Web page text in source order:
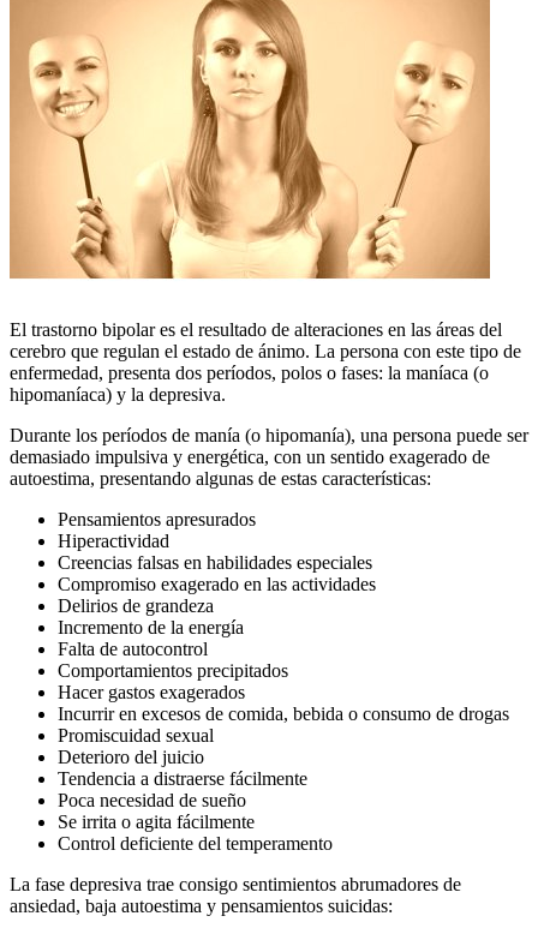
El trastorno bipolar es el resultado de alteraciones en las áreas del
cerebro que regulan el estado de ánimo. La persona con este tipo de
enfermedad, presenta dos períodos, polos o fases: la maníaca (o
hipomaníaca) y la depresiva.
Durante los períodos de manía (o hipomanía), una persona puede ser
demasiado impulsiva y energética, con un sentido exagerado de
autoestima, presentando algunas de estas características:
Pensamientos apresurados
Hiperactividad
Creencias falsas en habilidades especiales
Compromiso exagerado en las actividades
Delirios de grandeza
Incremento de la energía
Falta de autocontrol
Comportamientos precipitados
Hacer gastos exagerados
Incurrir en excesos de comida, bebida o consumo de drogas
Promiscuidad sexual
Deterioro del juicio
Tendencia a distraerse fácilmente
Poca necesidad de sueño
Se irrita o agita fácilmente
Control deficiente del temperamento
La fase depresiva trae consigo sentimientos abrumadores de
ansiedad, baja autoestima y pensamientos suicidas: